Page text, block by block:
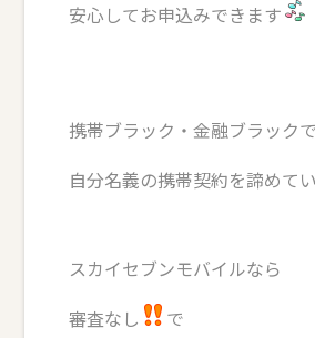
安心してお申込みできます
携帯ブラック・金融ブラックで
自分名義の携帯契約を諦めて
スカイセブンモバイルなら
審査なし
で